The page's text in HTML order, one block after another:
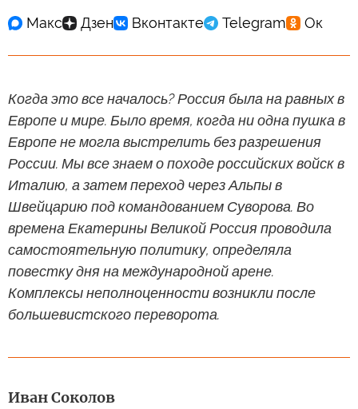
Когда это все началось? Россия была на равных в
Европе и мире. Было время, когда ни одна пушка в
Европе не могла выстрелить без разрешения
России. Мы все знаем о походе российских войск в
Италию, а затем переход через Альпы в
Швейцарию под командованием Суворова. Во
времена Екатерины Великой Россия проводила
самостоятельную политику, определяла
повестку дня на международной арене.
Комплексы неполноценности возникли после
большевистского переворота.
Иван Соколов